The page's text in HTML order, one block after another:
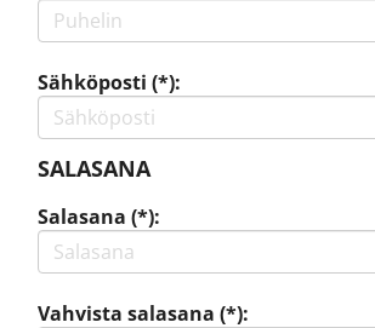
Sähköposti (*):
SALASANA
Salasana (*):
Vahvista salasana (*):